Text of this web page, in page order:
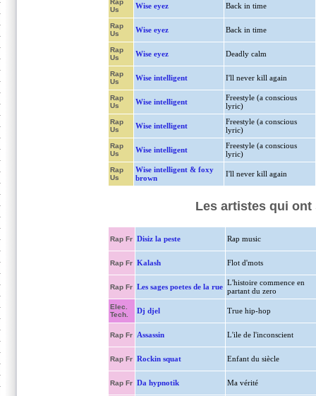
Rap
Us
Wise eyez Back in time
Rap
Us
Wise eyez Back in time
Rap
Us
Wise eyez Deadly calm
Rap
Us
Wise intelligent I'll never kill again
Rap
Us
Wise intelligent
Freestyle (a conscious
lyric)
Rap
Us
Wise intelligent
Freestyle (a conscious
lyric)
Rap
Us
Wise intelligent
Freestyle (a conscious
lyric)
Rap
Us
Wise intelligent & foxy
brown
I'll never kill again
Les artistes qui
Rap Fr Disiz la peste Rap music
Rap Fr Kalash Flot d'mots
Rap Fr Les sages poetes de la rue L'histoire commence en
partant du zero
Elec.
Tech.
Dj djel True hip-hop
Rap Fr Assassin L'ile de l'inconscient
Rap Fr Rockin squat Enfant du siècle
Rap Fr Da hypnotik Ma vérité